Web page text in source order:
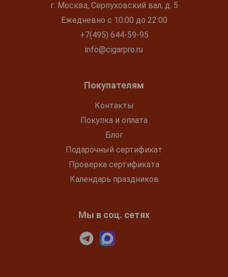
г. Москва, Серпуховский вал, д. 5
Ежедневно с 10:00 до 22:00
+7(495) 644-59-95
info@cigarpro.ru
Покупателям
Контакты
Покупка и оплата
Блог
Подарочный сертификат
Проверка сертификата
Календарь праздников
Мы в соц. сетях